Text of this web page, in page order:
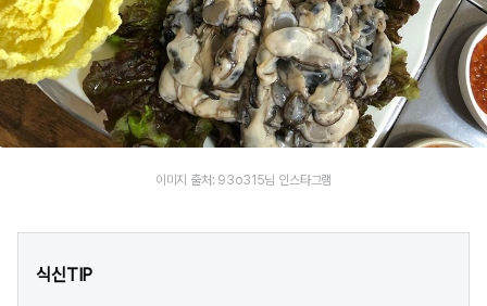
이미지 출처: 93o315님 인스타그램
식신TIP